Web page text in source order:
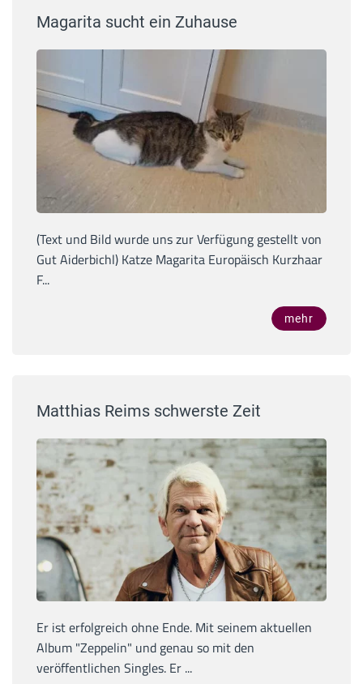
Magarita sucht ein Zuhause
(Text und Bild wurde uns zur Verfügung gestellt von
Gut Aiderbichl) Katze Magarita Europäisch Kurzhaar
F...
mehr
Matthias Reims schwerste Zeit
Er ist erfolgreich ohne Ende. Mit seinem aktuellen
Album "Zeppelin" und genau so mit den
veröffentlichen Singles. Er ...